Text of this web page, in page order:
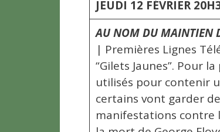
JEUDI 12 FÉVRIER
AU NOM DU MAINTIEN
| Premières Lignes
“Gilets Jaunes”. Pour
utilisés pour contenir
certains vont garder
manifestations contre